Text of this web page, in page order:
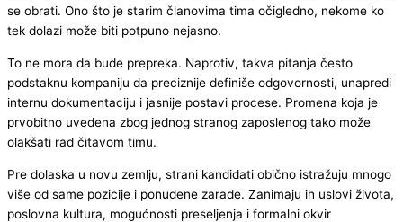
se obrati. Ono što je starim članovima tima očigledno, nekome ko
tek dolazi može biti potpuno nejasno.
To ne mora da bude prepreka. Naprotiv, takva pitanja često
podstaknu kompaniju da preciznije definiše odgovornosti, unapredi
internu dokumentaciju i jasnije postavi procese. Promena koja je
prvobitno uvedena zbog jednog stranog zaposlenog tako može
olakšati rad čitavom timu.
Pre dolaska u novu zemlju, strani kandidati obično istražuju mnogo
više od same pozicije i ponuđene zarade. Zanimaju ih uslovi života,
poslovna kultura, mogućnosti preseljenja i formalni okvir